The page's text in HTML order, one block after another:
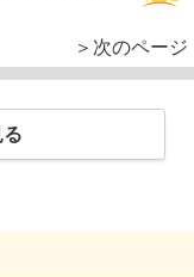
＞次のページ